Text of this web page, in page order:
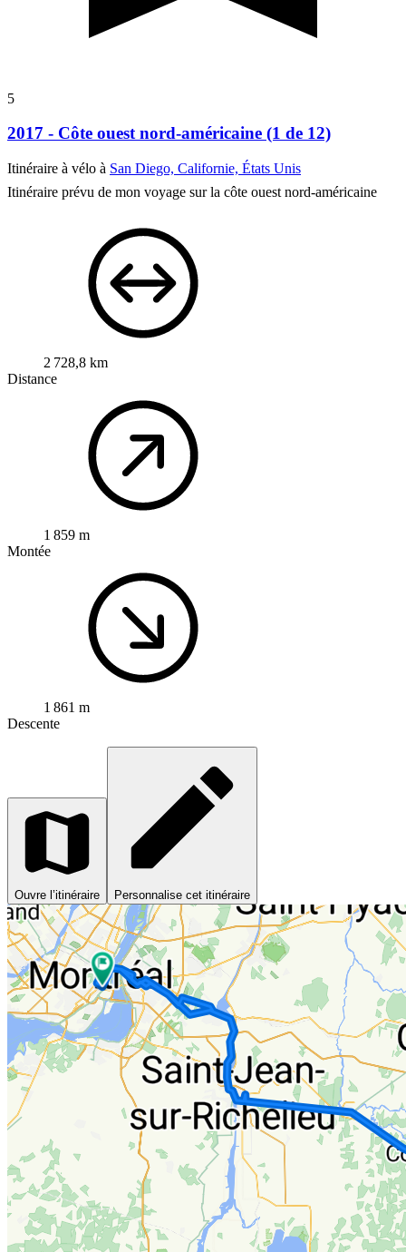
5
2017 - Côte ouest nord-américaine (1 de 12)
Itinéraire à vélo à San Diego, Californie, États Unis
Itinéraire prévu de mon voyage sur la côte ouest nord-américaine
2 728,8 km
Distance
1 859 m
Montée
1 861 m
Descente
Ouvre l’itinéraire Personnalise cet itinéraire